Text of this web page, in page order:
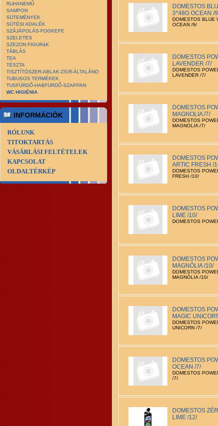
RUHANEMŰ
SAMPON
SÜTEMÉNYEK
SÜTÉSI ADALÉK
SZÁJÁPOLÁS-FOGKEFE
SZELETES
SZEZON FIGURáK
TÁBLÁS
TEA
TÉSZTA
TISZTÍTÓSZER-ABLAK-ZSíR-ÁLTALÁNO
TUBUSOS TERMÉKEK
TUSFÜRDŐ-HABFÜRDŐ-SZAPPAN
WC HIGIÉNIA
INFORMÁCIÓK
RÓLUNK
TITOKTARTÁS
VÁSÁRLÁSI FELTÉTELEK
KAPCSOLAT
OLDALTÉRKÉP
DOMESTOS
3*48G OCEAN /
DOMESTOS BLUE
OCEAN /9/
DOMESTOS
LAVENDER /7/
DOMESTOS
LAVENDER /7/
DOMESTOS
MAGNOLIA /7/
DOMESTOS
MAGNOLIA /7/
DOMESTOS
ARTIC FRESH /
DOMESTOS
FRESH /10/
DOMESTOS
LIME /10/
DOMESTOS
DOMESTOS
MAGNÓLIA /10/
DOMESTOS
MAGNÓLIA /10/
DOMESTOS
MAGIC
DOMESTOS
UNICORN /7/
DOMESTOS
OCEAN /7/
DOMESTOS
/7/
DOMESTOS
LIME /12/